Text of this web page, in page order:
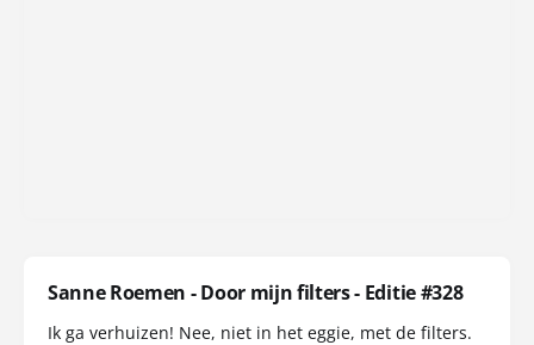
Sanne Roemen - Door mijn filters - Editie #328
Ik ga verhuizen! Nee, niet in het eggie, met de filters.